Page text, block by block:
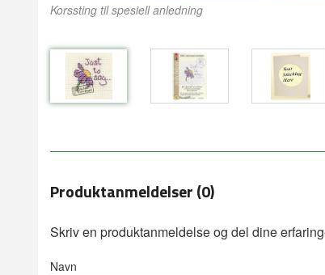
Korssting til spesiell anledning
Produktanmeldelser (0)
Skriv en produktanmeldelse og del dine
Navn